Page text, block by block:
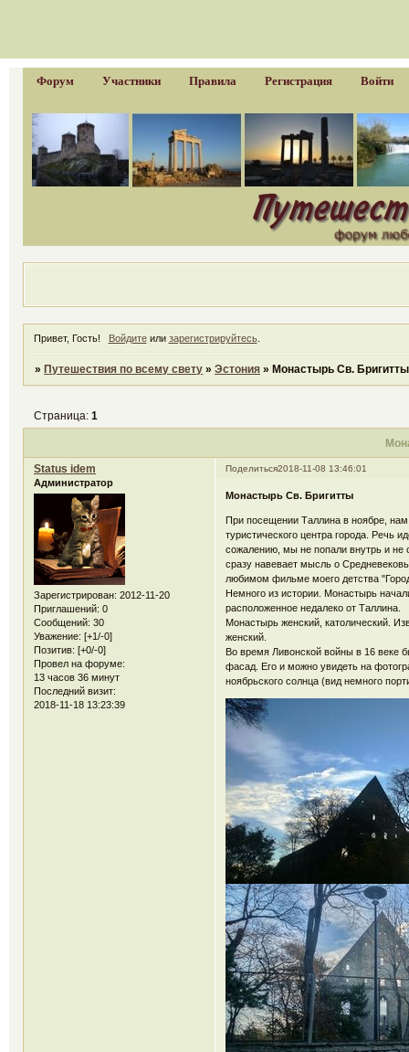
Форум Участники Правила Регистрация Войти
Привет, Гость! Войдитеили зарегистрируйтесь.
»Путешествия по всему свету »Эстония »Монастырь Св.
Страница:1
Поделиться2018-11-08 13:46:01
Status idem
Администратор
Зарегистрирован: 2012-11-20
Приглашений: 0
Сообщений: 30
Уважение: [+1/-0]
Позитив: [+0/-0]
Провел на форуме:
13 часов 36 минут
Последний визит:
2018-11-18 13:23:39
Монастырь Св. Бригитты
При посещении Таллина в ноябре, нам
туристического центра города. Речь
сожалению, мы не попали внутрь и не
сразу навевает мысль о
любимом фильме моего детства
Немного из истории. Монастырь
расположенное недалеко от Таллина.
Монастырь женский, католический.
женский.
Во время Ливонской войны в 16 веке
фасад. Его и можно увидеть на
ноябрьского солнца (вид немного